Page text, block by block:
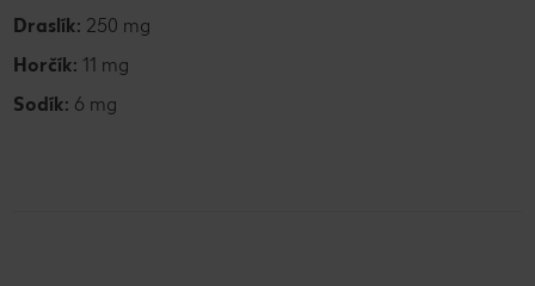
Draslík: 250 mg
Horčík: 11 mg
Sodík: 6 mg